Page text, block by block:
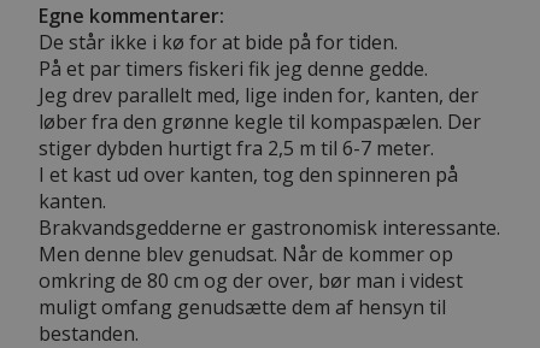
Egne kommentarer:
De står ikke i kø for at bide på for tiden.
På et par timers fiskeri fik jeg denne gedde.
Jeg drev parallelt med, lige inden for, kanten, der
løber fra den grønne kegle til kompaspælen. Der
stiger dybden hurtigt fra 2,5 m til 6-7 meter.
I et kast ud over kanten, tog den spinneren på
kanten.
Brakvandsgedderne er gastronomisk interessante.
Men denne blev genudsat. Når de kommer op
omkring de 80 cm og der over, bør man i videst
muligt omfang genudsætte dem af hensyn til
bestanden.